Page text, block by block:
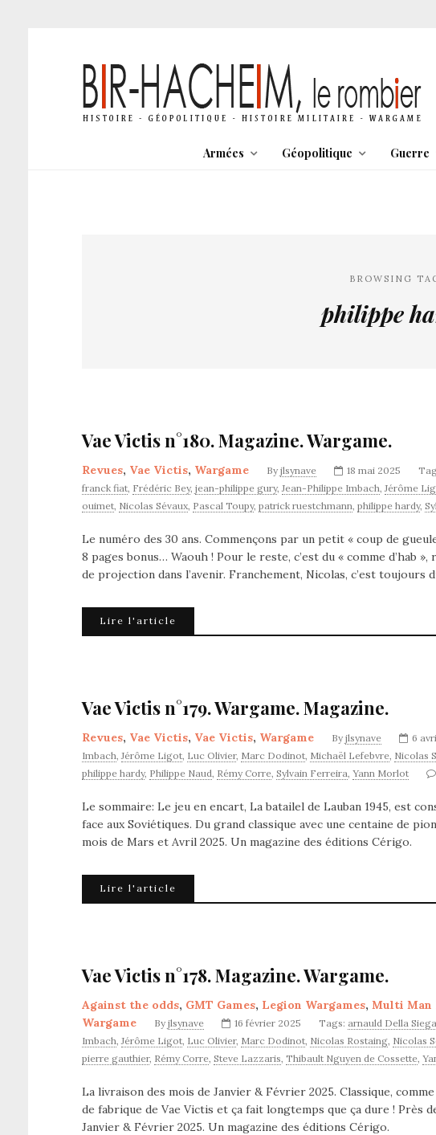
Armées Géopolitique Guerre
BROWSING
philippe
Vae Victis n°180. Magazine. Wargame.
Revues, Vae Victis, Wargame By jlsynave 18 mai 2025
franck fiat, Frédéric Bey, jean-philippe gury,Jean-Philippe Imbach,Jérôme
ouimet, Nicolas Sévaux, Pascal Toupy, patrick ruestchmann, philippe hardy,
Le numéro des 30 ans. Commençons par un petit « coup de
8 pages bonus… Waouh ! Pour le reste, c’est du « comme d’hab
de projection dans l’avenir. Franchement, Nicolas, c’est toujours
Lire l'article
Vae Victis n°179. Wargame. Magazine.
Revues, Vae Victis, Vae Victis, Wargame By jlsynave 6
Imbach,Jérôme Ligot, Luc Olivier, Marc Dodinot, Michaël Lefebvre, Nicolas
philippe hardy, Philippe Naud, Rémy Corre, Sylvain Ferreira, Yann Morlot
Le sommaire: Le jeu en encart, La batailel de Lauban 1945, est
face aux Soviétiques. Du grand classique avec une centaine de
mois de Mars et Avril 2025. Un magazine des éditions Cérigo.
Lire l'article
Vae Victis n°178. Magazine. Wargame.
Against the odds, GMT Games, Legion Wargames, Multi Man
Wargame
By jlsynave 16 février 2025 Tags: arnauld Della Siega
Imbach,Jérôme Ligot, Luc Olivier, Marc Dodinot, Nicolas Rostaing, Nicolas
pierre gauthier, Rémy Corre, Steve Lazzaris, Thibault Nguyen de Cossette,
La livraison des mois de Janvier & Février 2025. Classique,
de fabrique de Vae Victis et ça fait longtemps que ça dure ! Près
Janvier & Février 2025. Un magazine des éditions Cérigo.